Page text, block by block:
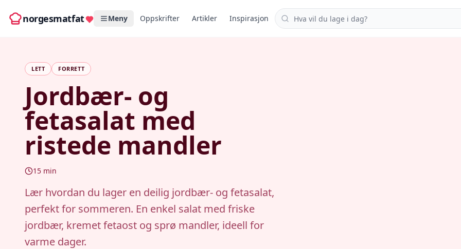
norgesmatfat Meny Oppskrifter Artikler Inspirasjon Søk i oppskrifter
LETT FORRETT
Jordbær- og
fetasalat med
ristede mandler
15 min
Lær hvordan du lager en deilig jordbær- og fetasalat,
perfekt for sommeren. En enkel salat med friske
jordbær, kremet fetaost og sprø mandler, ideell for
varme dager.